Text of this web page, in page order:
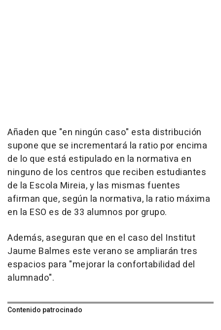
Añaden que "en ningún caso" esta distribución
supone que se incrementará la ratio por encima
de lo que está estipulado en la normativa en
ninguno de los centros que reciben estudiantes
de la Escola Mireia, y las mismas fuentes
afirman que, según la normativa, la ratio máxima
en la ESO es de 33 alumnos por grupo.
Además, aseguran que en el caso del Institut
Jaume Balmes este verano se ampliarán tres
espacios para "mejorar la confortabilidad del
alumnado".
Contenido patrocinado